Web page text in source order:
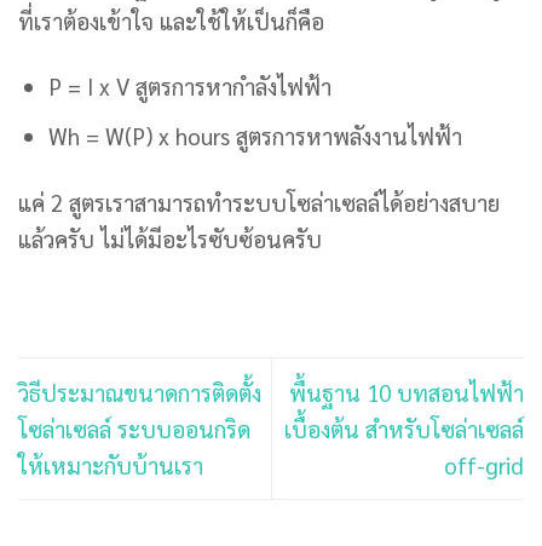
ที่เราต้องเข้าใจ และใช้ให้เป็นก็คือ
P = I x V สูตรการหากำลังไฟฟ้า
Wh = W(P) x hours สูตรการหาพลังงานไฟฟ้า
แค่ 2 สูตรเราสามารถทำระบบโซล่าเซลล์ได้อย่างสบาย
แล้วครับ ไม่ได้มีอะไรซับซ้อนครับ
วิธีประมาณขนาดการติดตั้ง
โซล่าเซลล์ ระบบออนกริด
ให้เหมาะกับบ้านเรา
พื้นฐาน 10 บทสอนไฟฟ้า
เบื้องต้น สำหรับโซล่าเซลล์
off-grid